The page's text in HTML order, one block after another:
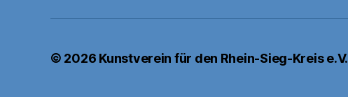
© 2026 Kunstverein für den Rhein-Sieg-Kreis e.V.